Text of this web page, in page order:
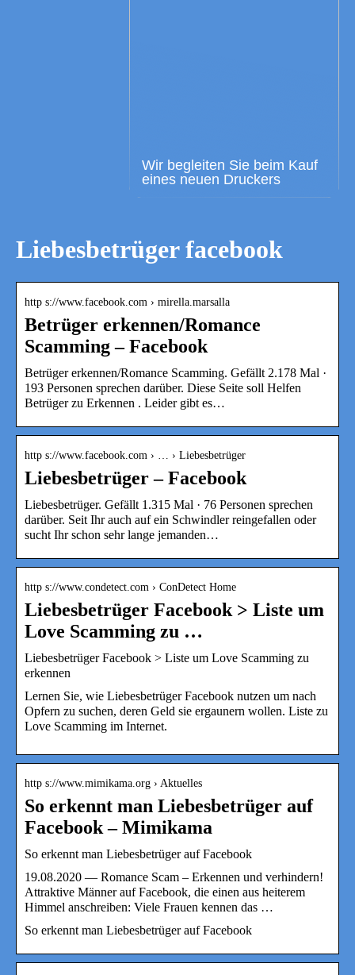
Wir begleiten Sie beim Kauf
eines neuen Druckers
Liebesbetrüger facebook
http s://www.facebook.com › mirella.marsalla
Betrüger erkennen/Romance
Scamming – Facebook
Betrüger erkennen/Romance Scamming. Gefällt 2.178 Mal ·
193 Personen sprechen darüber. Diese Seite soll Helfen
Betrüger zu Erkennen . Leider gibt es…
http s://www.facebook.com › … › Liebesbetrüger
Liebesbetrüger – Facebook
Liebesbetrüger. Gefällt 1.315 Mal · 76 Personen sprechen
darüber. Seit Ihr auch auf ein Schwindler reingefallen oder
sucht Ihr schon sehr lange jemanden…
http s://www.condetect.com › ConDetect Home
Liebesbetrüger Facebook > Liste um
Love Scamming zu …
Liebesbetrüger Facebook > Liste um Love Scamming zu
erkennen
Lernen Sie, wie Liebesbetrüger Facebook nutzen um nach
Opfern zu suchen, deren Geld sie ergaunern wollen. Liste zu
Love Scamming im Internet.
http s://www.mimikama.org › Aktuelles
So erkennt man Liebesbetrüger auf
Facebook – Mimikama
So erkennt man Liebesbetrüger auf Facebook
19.08.2020 — Romance Scam – Erkennen und verhindern!
Attraktive Männer auf Facebook, die einen aus heiterem
Himmel anschreiben: Viele Frauen kennen das …
So erkennt man Liebesbetrüger auf Facebook